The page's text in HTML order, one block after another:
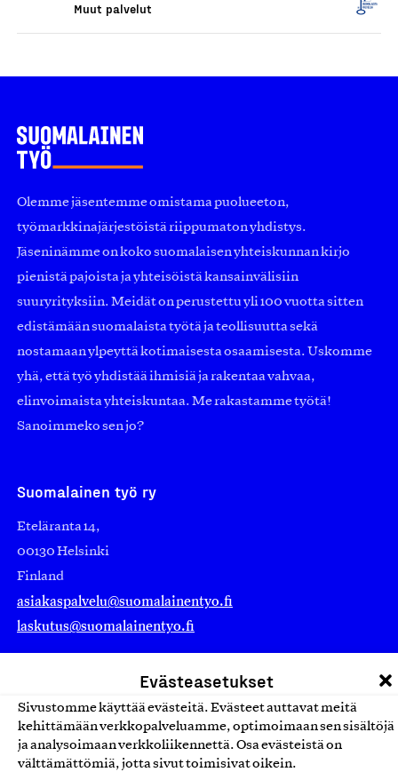
Evästeasetukset
Sivustomme käyttää evästeitä. Evästeet auttavat meitä
kehittämään verkkopalveluamme, optimoimaan sen sisältöjä
ja analysoimaan verkkoliikennettä. Osa evästeistä on
välttämättömiä, jotta sivut toimisivat oikein.
Muut palvelut
Olemme jäsentemme omistama puolueeton,
työmarkkinajärjestöistä riippumaton yhdistys.
Jäseninämme on koko suomalaisen yhteiskunnan kirjo
pienistä pajoista ja yhteisöistä kansainvälisiin
suuryrityksiin. Meidät on perustettu yli 100 vuotta sitten
edistämään suomalaista työtä ja teollisuutta sekä
nostamaan ylpeyttä kotimaisesta osaamisesta. Uskomme
yhä, että työ yhdistää ihmisiä ja rakentaa vahvaa,
elinvoimaista yhteiskuntaa. Me rakastamme työtä!
Sanoimmeko sen jo?
Suomalainen työ ry
Eteläranta 14,
00130 Helsinki
Finland
asiakaspalvelu@suomalainentyo.fi
laskutus@suomalainentyo.fi
Avainlippu